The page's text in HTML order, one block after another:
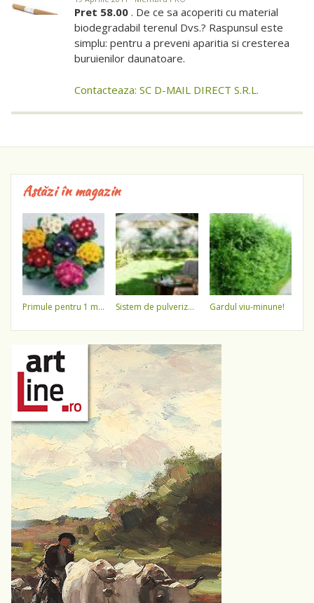
Pret 58.00 . De ce sa acoperiti cu material
biodegradabil terenul Dvs.? Raspunsul este
simplu: pentru a preveni aparitia si cresterea
buruienilor daunatoare.
Contacteaza: SC D-MAIL DIRECT S.R.L.
Astăzi în magazin
primule pentru 1 martie 3,5 lei / ghiveci !!!! sistem de pulverizare a apei gardul viu-minune!